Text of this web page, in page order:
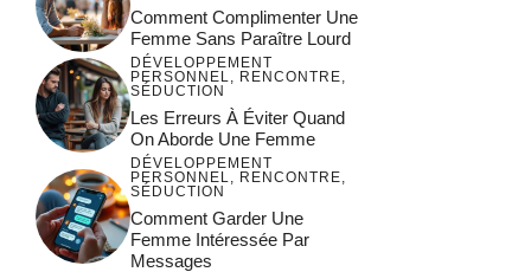
Comment Complimenter Une
Femme Sans Paraître Lourd
DÉVELOPPEMENT
PERSONNEL
RENCONTRE
SÉDUCTION
Les Erreurs À Éviter Quand
On Aborde Une Femme
DÉVELOPPEMENT
PERSONNEL
RENCONTRE
SÉDUCTION
Comment Garder Une
Femme Intéressée Par
Messages